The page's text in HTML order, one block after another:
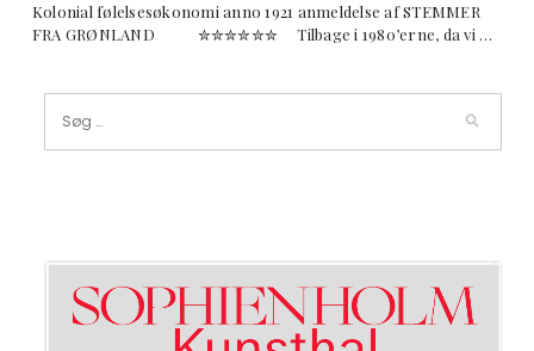
Kolonial følelsesøkonomi anno 1921 anmeldelse af STEMMER
FRA GRØNLAND ✮✮✮✮✮✮ Tilbage i 1980’erne, da vi …